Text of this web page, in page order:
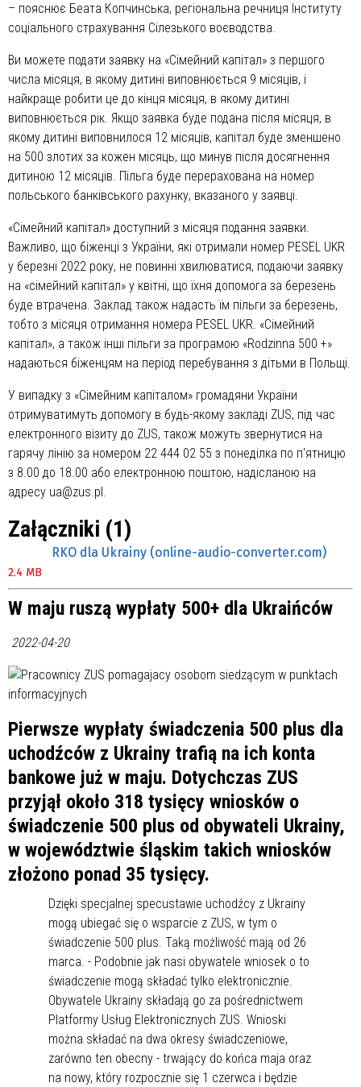
– пояснює Беата Копчинська, регіональна речниця Інституту
соціального страхування Сілезького воєводства.
Ви можете подати заявку на «Сімейний капітал» з першого
числа місяця, в якому дитині виповнюється 9 місяців, і
найкраще робити це до кінця місяця, в якому дитині
виповнюється рік. Якщо заявка буде подана після місяця, в
якому дитині виповнилося 12 місяців, капітал буде зменшено
на 500 злотих за кожен місяць, що минув після досягнення
дитиною 12 місяців. Пільга буде перерахована на номер
польського банківського рахунку, вказаного у заявці.
«Сімейний капітал» доступний з місяця подання заявки.
Важливо, що біженці з України, які отримали номер PESEL UKR
у березні 2022 року, не повинні хвилюватися, подаючи заявку
на «сімейний капітал» у квітні, що їхня допомога за березень
буде втрачена. Заклад також надасть їм пільги за березень,
тобто з місяця отримання номера PESEL UKR. «Сімейний
капітал», а також інші пільги за програмою «Rodzinna 500 +»
надаються біженцям на період перебування з дітьми в Польщі.
У випадку з «Сімейним капіталом» громадяни України
отримуватимуть допомогу в будь-якому закладі ZUS, під час
електронного візиту до ZUS, також можуть звернутися на
гарячу лінію за номером 22 444 02 55 з понеділка по п'ятницю
з 8.00 до 18.00 або електронною поштою, надісланою на
адресу ua@zus.pl.
Załączniki (1)
RKO dla Ukrainy (online-audio-converter.com)
2.4 MB
W maju ruszą wypłaty 500+ dla Ukraińców
2022-04-20
Pierwsze wypłaty świadczenia 500 plus dla
uchodźców z Ukrainy trafią na ich konta
bankowe już w maju. Dotychczas ZUS
przyjął około 318 tysięcy wniosków o
świadczenie 500 plus od obywateli Ukrainy,
w województwie śląskim takich wniosków
złożono ponad 35 tysięcy.
Dzięki specjalnej specustawie uchodźcy z Ukrainy
mogą ubiegać się o wsparcie z ZUS, w tym o
świadczenie 500 plus. Taką możliwość mają od 26
marca. - Podobnie jak nasi obywatele wniosek o to
świadczenie mogą składać tylko elektronicznie.
Obywatele Ukrainy składają go za pośrednictwem
Platformy Usług Elektronicznych ZUS. Wnioski
można składać na dwa okresy świadczeniowe,
zarówno ten obecny - trwający do końca maja oraz
na nowy, który rozpocznie się 1 czerwca i będzie